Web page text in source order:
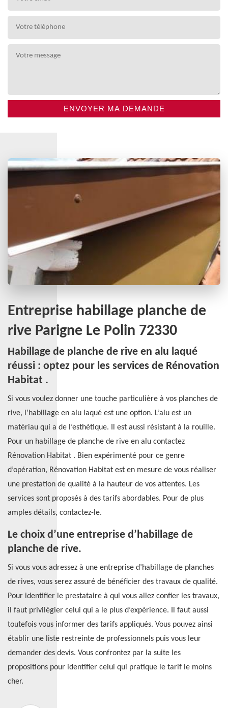
Entreprise habillage planche de
rive Parigne Le Polin 72330
Habillage de planche de rive en alu laqué
réussi : optez pour les services de Rénovation
Habitat .
Si vous voulez donner une touche particulière à vos planches de
rive, l’habillage en alu laqué est une option. L’alu est un
matériau qui a de l’esthétique. Il est aussi résistant à la rouille.
Pour un habillage de planche de rive en alu contactez
Rénovation Habitat . Bien expérimenté pour ce genre
d’opération, Rénovation Habitat est en mesure de vous réaliser
une prestation de qualité à la hauteur de vos attentes. Les
services sont proposés à des tarifs abordables. Pour de plus
amples détails, contactez-le.
Le choix d’une entreprise d’habillage de
planche de rive.
Si vous vous adressez à une entreprise d’habillage de planches
de rives, vous serez assuré de bénéficier des travaux de qualité.
Pour identifier le prestataire à qui vous allez confier les travaux,
il faut privilégier celui qui a le plus d’expérience. Il faut aussi
toutefois vous informer des tarifs appliqués. Vous pouvez ainsi
établir une liste restreinte de professionnels puis vous leur
demander des devis. Vous confrontez par la suite les
propositions pour identifier celui qui pratique le tarif le moins
cher.